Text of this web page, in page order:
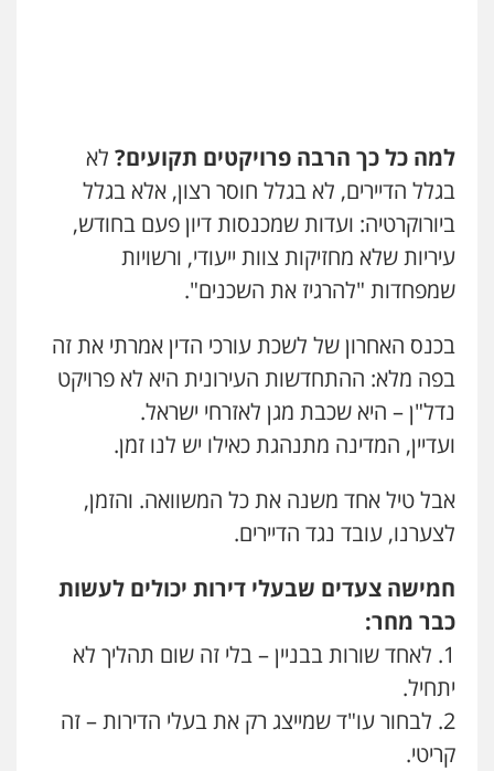
למה כל כך הרבה פרויקטים תקועים? לא
בגלל הדיירים, לא בגלל חוסר רצון, אלא בגלל
ביורוקרטיה: ועדות שמכנסות דיון פעם בחודש,
עיריות שלא מחזיקות צוות ייעודי, ורשויות
שמפחדות "להרגיז את השכנים".
בכנס האחרון של לשכת עורכי הדין אמרתי את זה
בפה מלא: ההתחדשות העירונית היא לא פרויקט
נדל"ן – היא שכבת מגן לאזרחי ישראל.
ועדיין, המדינה מתנהגת כאילו יש לנו זמן.
אבל טיל אחד משנה את כל המשוואה. והזמן,
לצערנו, עובד נגד הדיירים.
חמישה צעדים שבעלי דירות יכולים לעשות
כבר מחר:
1. לאחד שורות בבניין – בלי זה שום תהליך לא
יתחיל.
2. לבחור עו"ד שמייצג רק את בעלי הדירות – זה
קריטי.